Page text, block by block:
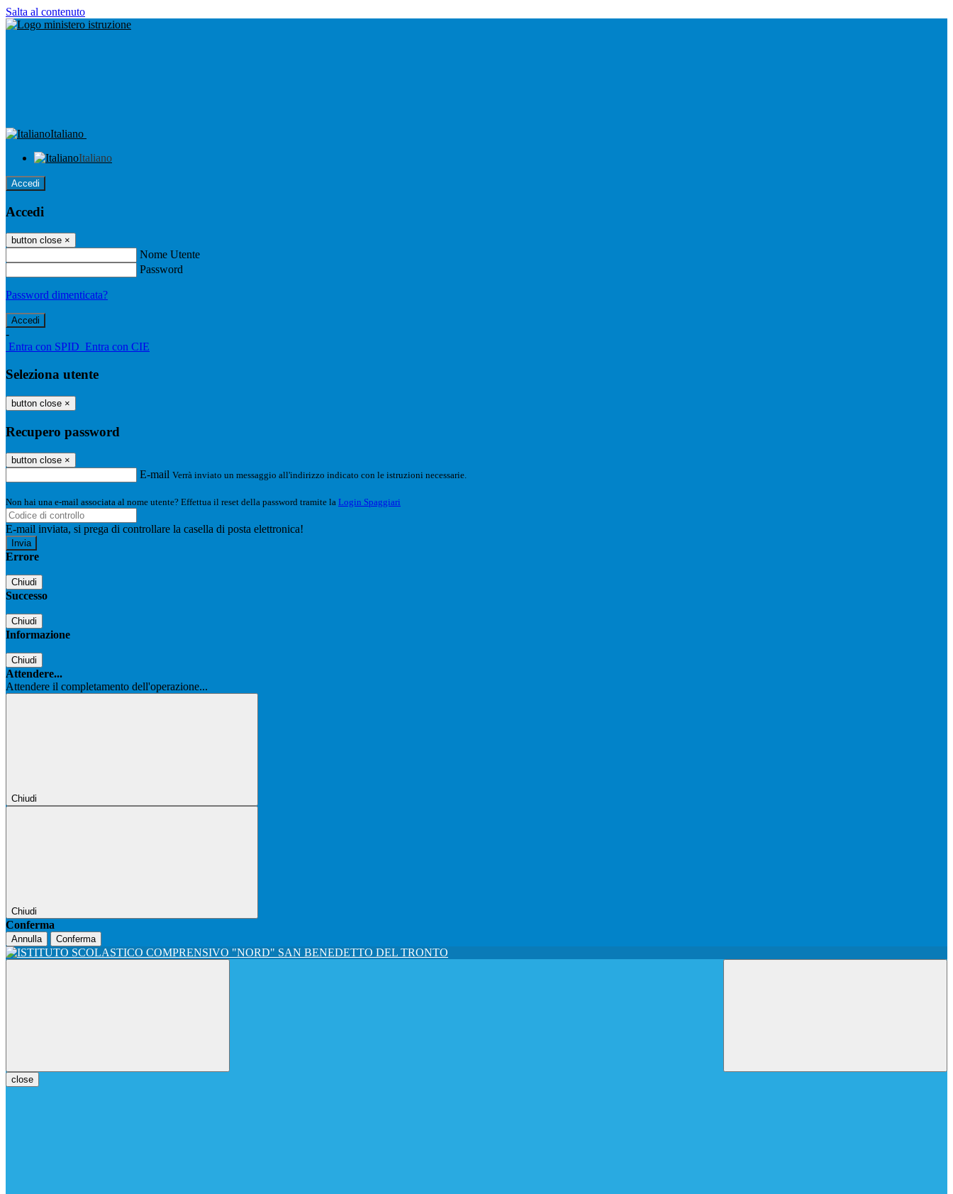
Salta al contenuto
Italiano
Italiano
Accedi
Accedi
button close ×
Nome Utente
Password
Password dimenticata?
-
Entra con SPID Entra con CIE
Seleziona utente
button close ×
Recupero password
button close ×
E-mail Verrà inviato un messaggio all'indirizzo indicato con le istruzioni necessarie.
Non hai una e-mail associata al nome utente? Effettua il reset della password tramite la Login Spaggiari
E-mail inviata, si prega di controllare la casella di posta elettronica!
Errore
Chiudi
Successo
Chiudi
Informazione
Chiudi
Attendere...
Attendere il completamento dell'operazione...
Chiudi
Chiudi
Conferma
Annulla Conferma
close